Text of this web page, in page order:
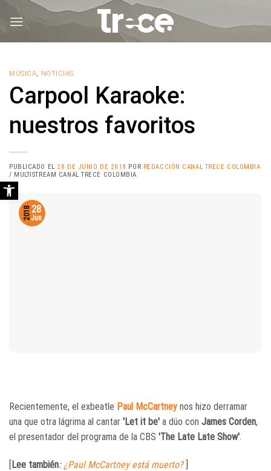
MÚSICA, NOTICIAS
Carpool Karaoke:
nuestros favoritos
PUBLICADO EL 28 DE JUNIO DE 2018 POR REDACCIÓN CANAL TRECE COLOMBIA
/ MULTISTREAM CANAL TRECE COLOMBIA
28
Jun
2018
Recientemente, el exbeatle Paul McCartney nos hizo derramar
una que otra lágrima al cantar 'Let it be' a dúo con James Corden,
el presentador del programa de la CBS 'The Late Late Show'.
[Lee también:¿Paul McCartney está muerto?]
Abrir barra de herramientas